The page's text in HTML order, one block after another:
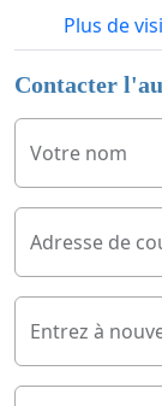
Plus de
Contacter
Votre nom
Adresse de
Entrez à